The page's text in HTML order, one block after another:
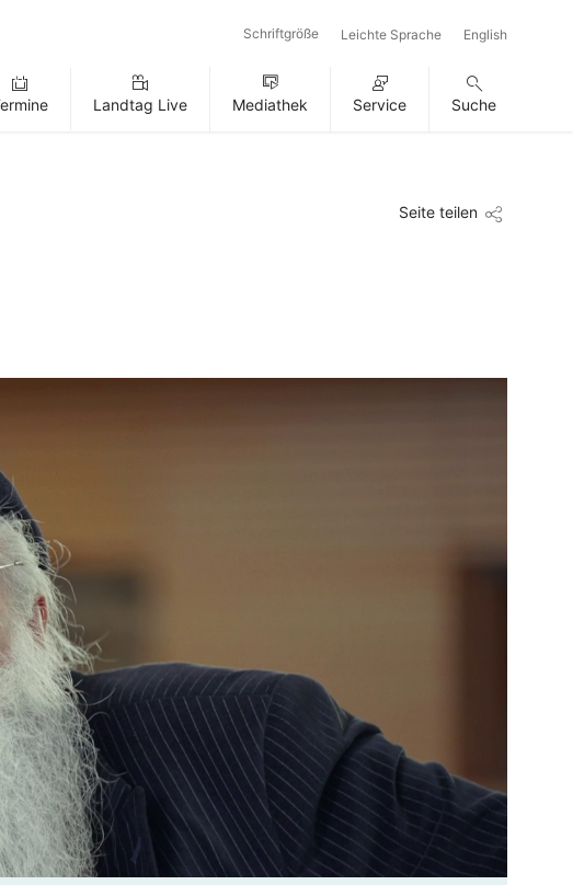
Schriftgröße Leichte Sprache English
Landtag Live Mediathek Service Suche
Seite teilen